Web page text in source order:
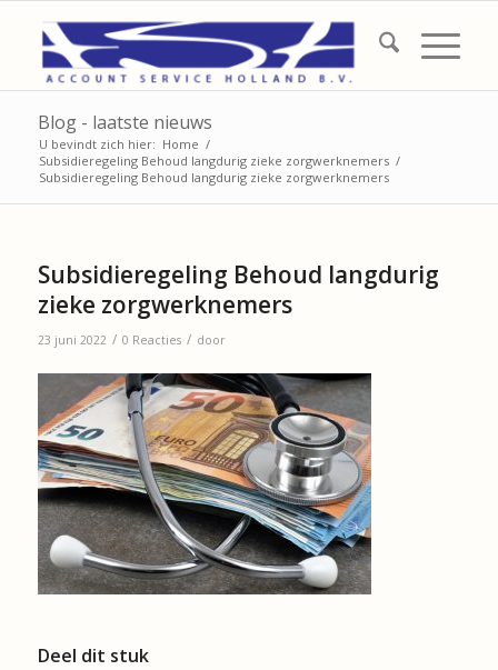
Blog - laatste nieuws
U bevindt zich hier: Home /
Subsidieregeling Behoud langdurig zieke zorgwerknemers /
Subsidieregeling Behoud langdurig zieke zorgwerknemers
Subsidieregeling Behoud langdurig
zieke zorgwerknemers
23 juni 2022 / 0 Reacties / door
Deel dit stuk